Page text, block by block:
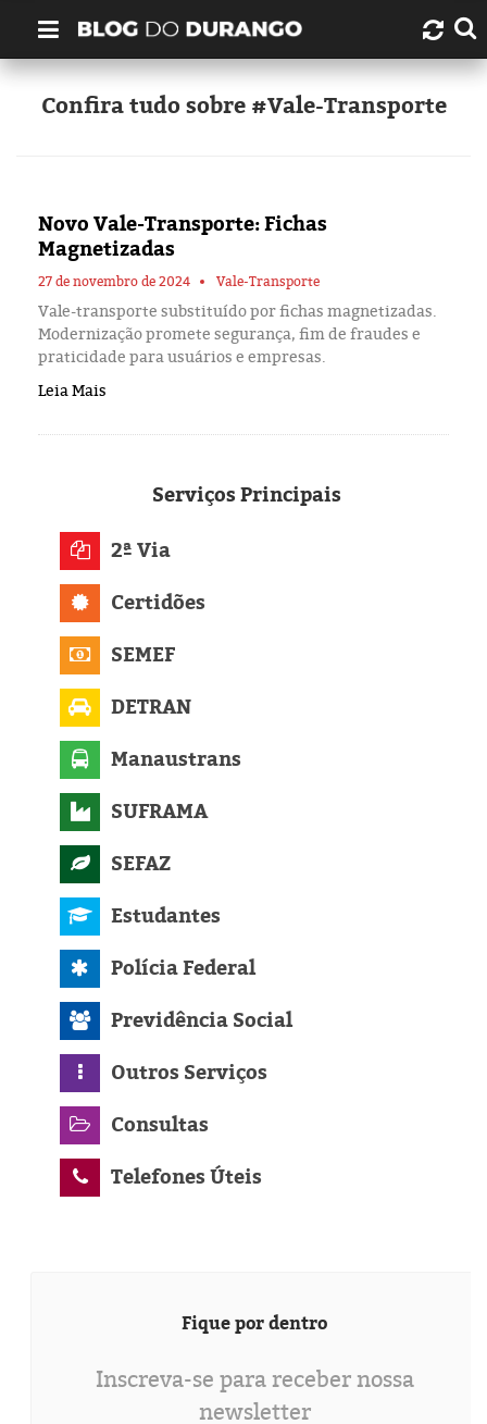
Quem é Durango Duarte?
Amazonas
Manaus
História
Eleições 2024
Política
Confira tudo sobre #Vale-Transporte
Novo Vale-Transporte: Fichas
Magnetizadas
27 de novembro de 2024 Vale-Transporte
Vale-transporte substituído por fichas magnetizadas.
Modernização promete segurança, fim de fraudes e
praticidade para usuários e empresas.
Leia Mais
ServiçosPrincipais
2ª Via
Certidões
SEMEF
DETRAN
Manaustrans
SUFRAMA
SEFAZ
Estudantes
Polícia Federal
Previdência Social
Outros Serviços
Consultas
Telefones Úteis
Fique por dentro
Inscreva-se para receber nossa
newsletter